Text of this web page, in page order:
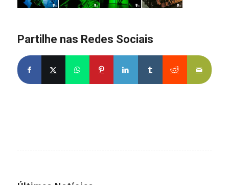
Partilhe nas Redes Sociais